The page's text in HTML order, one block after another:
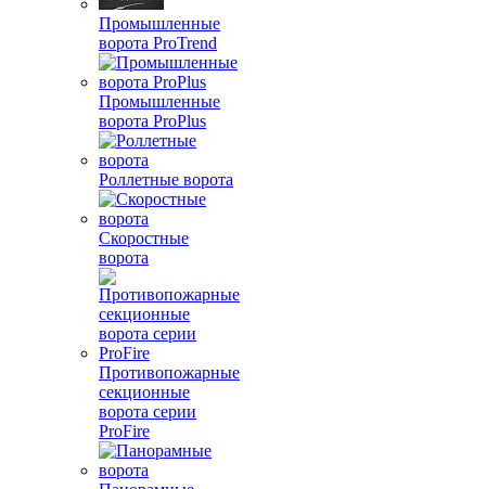
Промышленные
ворота ProTrend
Промышленные
ворота ProPlus
Роллетные ворота
Скоростные
ворота
Противопожарные
секционные
ворота серии
ProFire